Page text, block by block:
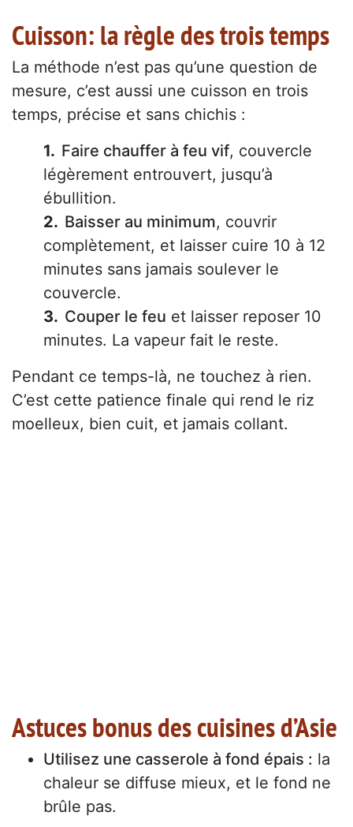
Cuisson: la règle des trois temps
La méthode n’est pas qu’une question de
mesure, c’est aussi une cuisson en trois
temps, précise et sans chichis :
Faire chauffer à feu vif, couvercle
légèrement entrouvert, jusqu’à
ébullition.
Baisser au minimum, couvrir
complètement, et laisser cuire 10 à 12
minutes sans jamais soulever le
couvercle.
Couper le feu et laisser reposer 10
minutes. La vapeur fait le reste.
Pendant ce temps-là, ne touchez à rien.
C’est cette patience finale qui rend le riz
moelleux, bien cuit, et jamais collant.
Astuces bonus des cuisines d’Asie
Utilisez une casserole à fond épais : la
chaleur se diffuse mieux, et le fond ne
brûle pas.